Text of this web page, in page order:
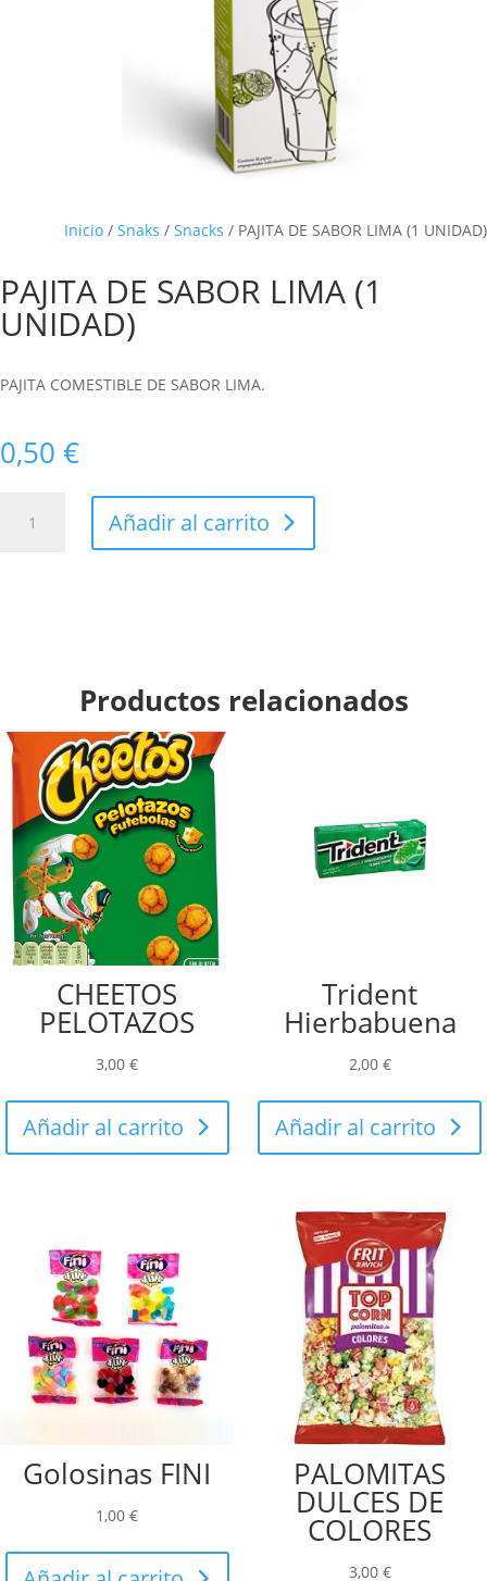
Inicio / Snaks / Snacks / PAJITA DE SABOR LIMA (1 UNIDAD)
PAJITA DE SABOR LIMA (1
UNIDAD)
PAJITA COMESTIBLE DE SABOR LIMA.
0,50 €
Añadir al carrito
Productos relacionados
CHEETOS
PELOTAZOS
3,00€
Añadir al carrito
Trident
Hierbabuena
2,00 €
Añadir al carrito
Golosinas FINI
1,00€
PALOMITAS
DULCES DE
COLORES
3,00 €